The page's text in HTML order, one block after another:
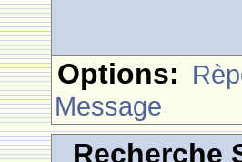
Options:
Message
Recherche